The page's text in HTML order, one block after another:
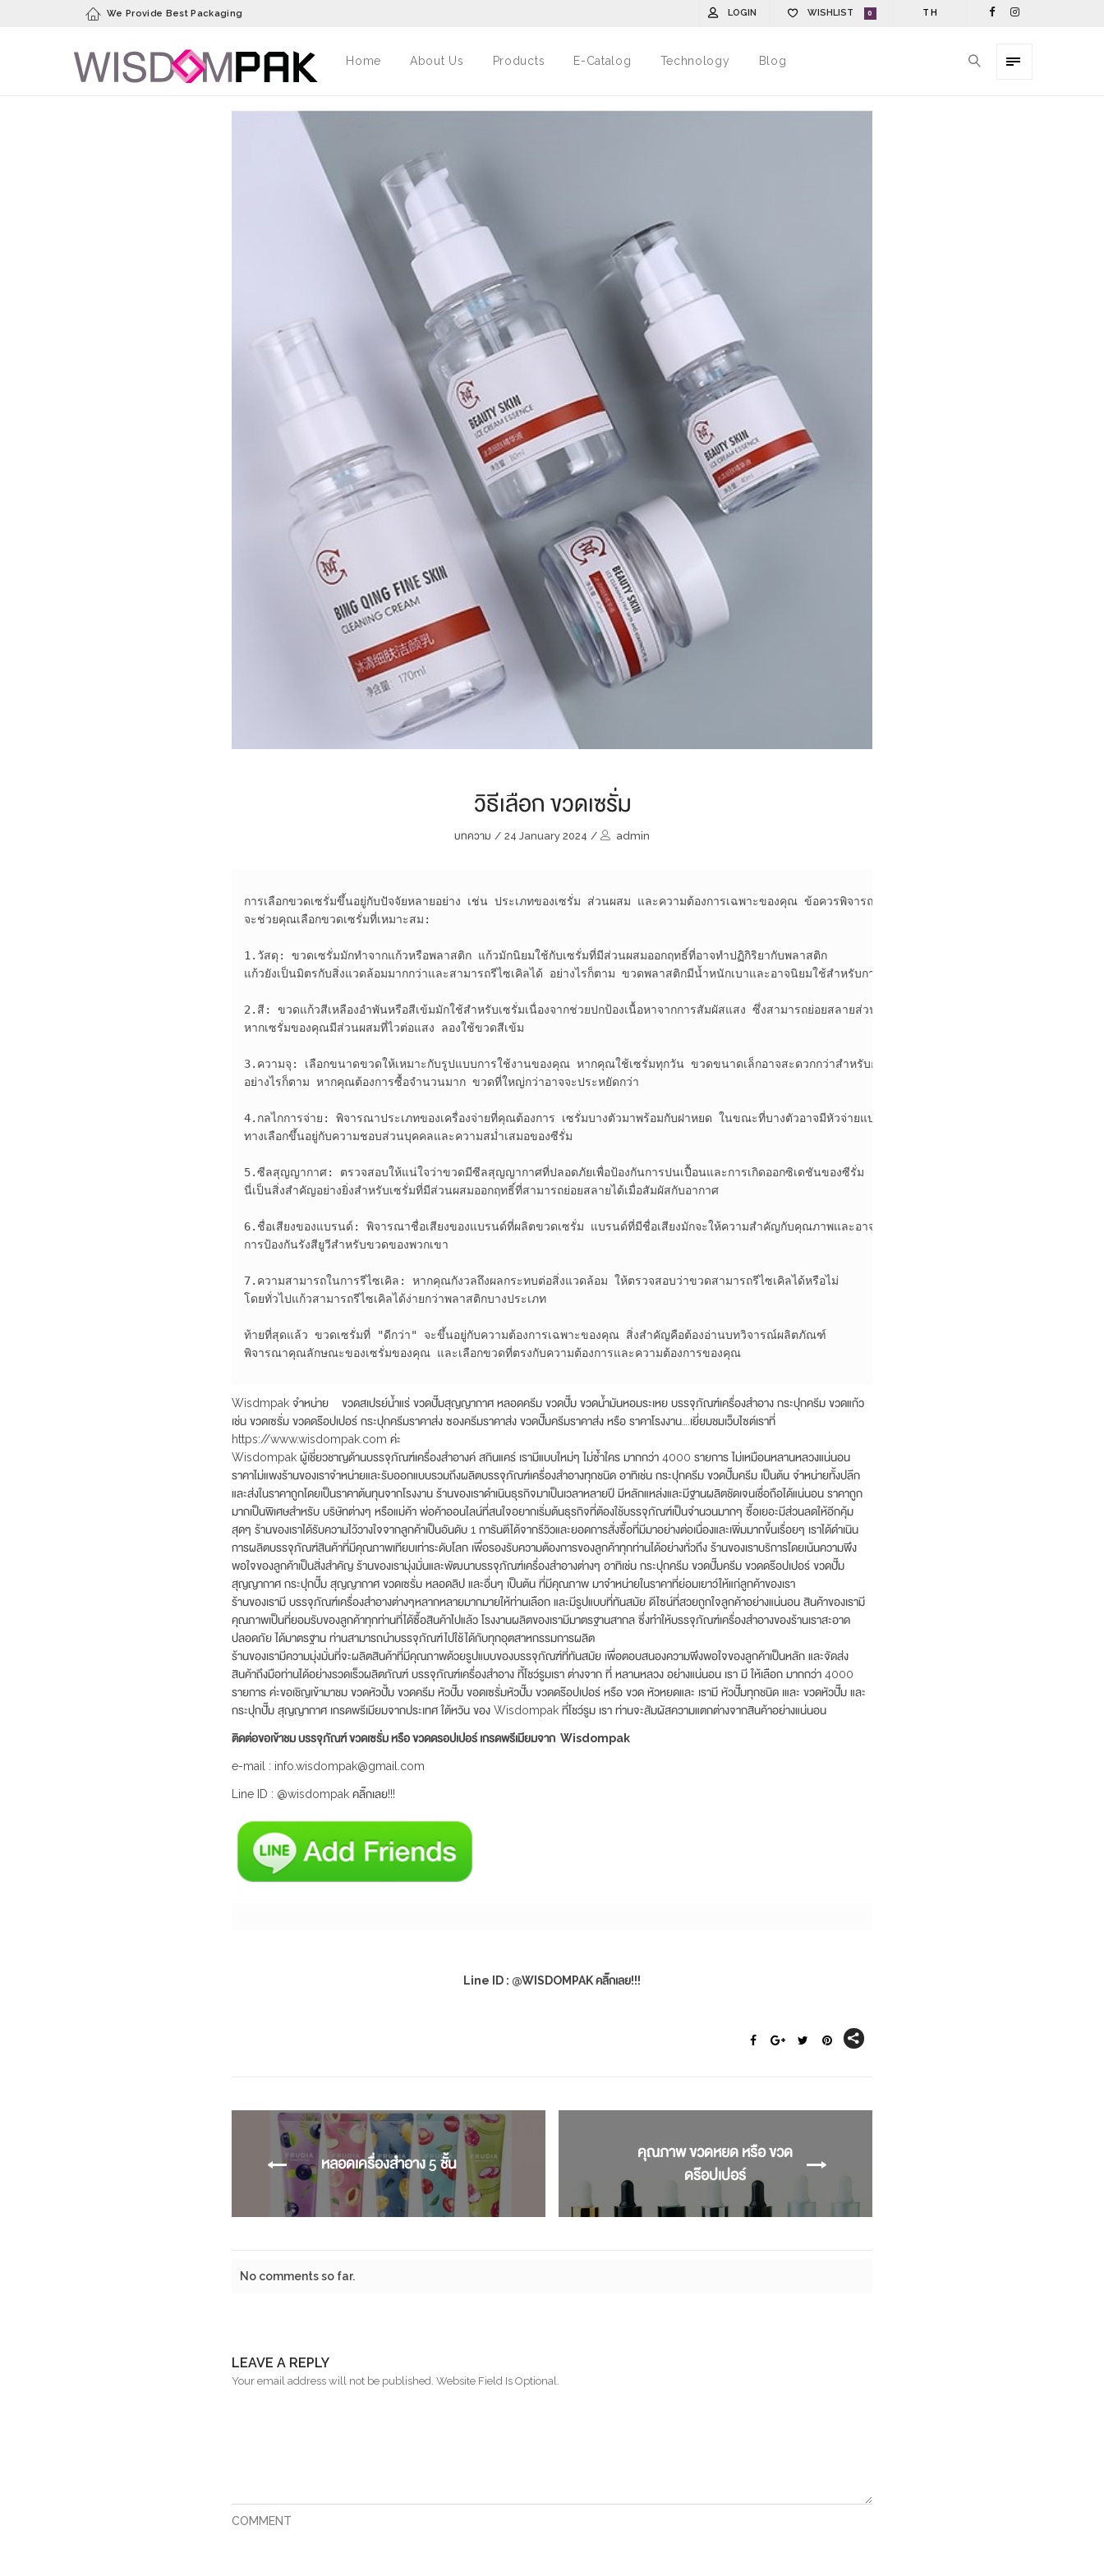
We Provide Best Packaging TH
0
WISHLIST
LOGIN
Home About Us Products E-Catalog Technology Blog
วิธีเลือก ขวดเซรั่ม
บทความ / 24 January 2024 / admin
การเลือกขวดเซรั่มขึ้นอยู่กับปัจจัยหลายอย่าง เช่น ประเภทของเซรั่ม ส่วนผสม และความต้องการเฉพาะของคุณ ข้อควรพิจารณาบางประการที่
จะช่วยคุณเลือกขวดเซรั่มที่เหมาะสม:
1.วัสดุ: ขวดเซรั่มมักทำจากแก้วหรือพลาสติก แก้วมักนิยมใช้กับเซรั่มที่มีส่วนผสมออกฤทธิ์ที่อาจทำปฏิกิริยากับพลาสติก
แก้วยังเป็นมิตรกับสิ่งแวดล้อมมากกว่าและสามารถรีไซเคิลได้ อย่างไรก็ตาม ขวดพลาสติกมีน้ำหนักเบาและอาจนิยมใช้สำหรับการเดินทาง
2.สี: ขวดแก้วสีเหลืองอำพันหรือสีเข้มมักใช้สำหรับเซรั่มเนื่องจากช่วยปกป้องเนื้อหาจากการสัมผัสแสง ซึ่งสามารถย่อยสลายส่วนผสมบางอย่างได้
หากเซรั่มของคุณมีส่วนผสมที่ไวต่อแสง ลองใช้ขวดสีเข้ม
3.ความจุ: เลือกขนาดขวดให้เหมาะกับรูปแบบการใช้งานของคุณ หากคุณใช้เซรั่มทุกวัน ขวดขนาดเล็กอาจสะดวกกว่าสำหรับการเดินทางและการเก็บรักษา
อย่างไรก็ตาม หากคุณต้องการซื้อจำนวนมาก ขวดที่ใหญ่กว่าอาจจะประหยัดกว่า
4.กลไกการจ่าย: พิจารณาประเภทของเครื่องจ่ายที่คุณต้องการ เซรั่มบางตัวมาพร้อมกับฝาหยด ในขณะที่บางตัวอาจมีหัวจ่ายแบบปั๊ม
ทางเลือกขึ้นอยู่กับความชอบส่วนบุคคลและความสม่ำเสมอของซีรั่ม
5.ซีลสุญญากาศ: ตรวจสอบให้แน่ใจว่าขวดมีซีลสุญญากาศที่ปลอดภัยเพื่อป้องกันการปนเปื้อนและการเกิดออกซิเดชันของซีรั่ม
นี่เป็นสิ่งสำคัญอย่างยิ่งสำหรับเซรั่มที่มีส่วนผสมออกฤทธิ์ที่สามารถย่อยสลายได้เมื่อสัมผัสกับอากาศ
6.ชื่อเสียงของแบรนด์: พิจารณาชื่อเสียงของแบรนด์ที่ผลิตขวดเซรั่ม แบรนด์ที่มีชื่อเสียงมักจะให้ความสำคัญกับคุณภาพและอาจมีคุณสมบัติเพิ่มเติม เช่น
การป้องกันรังสียูวีสำหรับขวดของพวกเขา
7.ความสามารถในการรีไซเคิล: หากคุณกังวลถึงผลกระทบต่อสิ่งแวดล้อม ให้ตรวจสอบว่าขวดสามารถรีไซเคิลได้หรือไม่
โดยทั่วไปแก้วสามารถรีไซเคิลได้ง่ายกว่าพลาสติกบางประเภท
ท้ายที่สุดแล้ว ขวดเซรั่มที่ "ดีกว่า" จะขึ้นอยู่กับความต้องการเฉพาะของคุณ สิ่งสำคัญคือต้องอ่านบทวิจารณ์ผลิตภัณฑ์
พิจารณาคุณลักษณะของเซรั่มของคุณ และเลือกขวดที่ตรงกับความต้องการและความต้องการของคุณ
Wisdmpak จำหน่าย ขวดสเปรย์น้ำแร่ ขวดปั๊มสุญญากาศ หลอดครีม ขวดปั๊ม ขวดน้ำมันหอมระเหย บรรจุภัณฑ์เครื่องสำอาง กระปุกครีม ขวดแก้ว
เช่น ขวดเซรั่ม ขวดดร๊อปเปอร์ กระปุกครีมราคาส่ง ซองครีมราคาส่ง ขวดปั๊มครีมราคาส่ง หรือ ราคาโรงงาน….เยี่ยมชมเว็บไซต์เราที่
https://www.wisdompak.com ค่ะ
Wisdompak ผู้เชี่ยวชาญด้านบรรจุภัณฑ์เครื่องสำอางค์ สกินแคร์ เรามีแบบใหม่ๆ ไม่ซ้ำใคร มากกว่า 4000 รายการ ไม่เหมือนหลานหลวงแน่นอน
ราคาไม่แพงร้านของเราจำหน่ายและรับออกแบบรวมถึงผลิตบรรจุภัณฑ์เครื่องสำอางทุกชนิด อาทิเช่น กระปุกครีม ขวดปั๊มครีม เป็นต้น จำหน่ายทั้งปลีก
และส่งในราคาถูกโดยเป็นราคาต้นทุนจากโรงงาน ร้านของเราดำเนินธุรกิจมาเป็นเวลาหลายปี มีหลักแหล่งและมีฐานผลิตชัดเจนเชื่อถือได้แน่นอน ราคาถูก
มากเป็นพิเศษสำหรับ บริษัทต่างๆ หรือแม่ค้า พ่อค้าออนไลน์ที่สนใจอยากเริ่มต้นธุรกิจที่ต้องใช้บรรจุภัณฑ์เป็นจำนวนมากๆ ซื้อเยอะมีส่วนลดให้อีกคุ้ม
สุดๆ ร้านของเราได้รับความไว้วางใจจากลูกค้าเป็นอันดับ 1 การันตีได้จากรีวิวและยอดการสั่งซื้อที่มีมาอย่างต่อเนื่องและเพิ่มมากขึ้นเรื่อยๆ เราได้ดำเนิน
การผลิตบรรจุภัณฑ์สินค้าที่มีคุณภาพเทียบเท่าระดับโลก เพื่อรองรับความต้องการของลูกค้าทุกท่านได้อย่างทั่วถึง ร้านของเราบริการโดยเน้นความพึง
พอใจของลูกค้าเป็นสิ่งสำคัญ ร้านของเรามุ่งมั่นและพัฒนาบรรจุภัณฑ์เครื่องสำอางต่างๆ อาทิเช่น กระปุกครีม ขวดปั๊มครีม ขวดดร๊อปเปอร์ ขวดปั๊ม
สุญญากาศ กระปุกปั๊ม สุญญากาศ ขวดเซรั่ม หลอดลิป และอื่นๆ เป็นต้น ที่มีคุณภาพ มาจำหน่ายในราคาที่ย่อมเยาว์ให้แก่ลูกค้าของเรา
ร้านของเรามี บรรจุภัณฑ์เครื่องสำอางต่างๆหลากหลายมากมายให้ท่านเลือก และมีรูปแบบที่ทันสมัย ดีไซน์ที่สวยถูกใจลูกค้าอย่างแน่นอน สินค้าของเรามี
คุณภาพเป็นที่ยอมรับของลูกค้าทุกท่านที่ได้ซื้อสินค้าไปแล้ว โรงงานผลิตของเรามีมาตรฐานสากล ซึ่งทำให้บรรจุภัณฑ์เครื่องสำอางของร้านเราสะอาด
ปลอดภัย ได้มาตรฐาน ท่านสามารถนำบรรจุภัณฑ์ไปใช้ได้กับทุกอุตสาหกรรมการผลิต
ร้านของเรามีความมุ่งมั่นที่จะผลิตสินค้าที่มีคุณภาพด้วยรูปแบบของบรรจุภัณฑ์ที่ทันสมัย เพื่อตอบสนองความพึงพอใจของลูกค้าเป็นหลัก และจัดส่ง
สินค้าถึงมือท่านได้อย่างรวดเร็วผลิตภัณฑ์ บรรจุภัณฑ์เครื่องสำอาง ที้โชว์รูมเรา ต่างจาก ที่ หลานหลวง อย่างแน่นอน เรา มี ให้เลือก มากกว่า 4000
รายการ ค่ะขอเชิญเข้ามาชม ขวดหัวปั้ม ขวดครีม หัวปั๊ม ขอดเซรั่มหัวปั๊ม ขวดดร๊อปเปอร์ หรือ ขวด หัวหยดและ เรามี หัวปั๊มทุกชนิด เและ ขวดหัวปั๊ม และ
กระปุกปั๊ม สุญญากาศ เกรดพรีเมียมจากประเทศ ใต้หวัน ของ Wisdompak ที่โชว์รูม เรา ท่านจะสัมผัสความแตกต่างจากสินค้าอย่างแน่นอน
ติดต่อขอเข้าชม บรรจุภัณฑ์ ขวดเซรั่ม หรือ ขวดดรอปเปอร์ เกรดพรีเมียมจาก Wisdompak
e-mail : info.wisdompak@gmail.com
Line ID : @wisdompak คลิ๊กเลย!!!
Line ID : @WISDOMPAK คลิ๊กเลย!!!
คุณภาพ ขวดหยด หรือ ขวด
ดร๊อปเปอร์
หลอดเครื่องสำอาง 5 ชั้น
No comments so far.
LEAVE A REPLY
Your email address will not be published. Website Field Is Optional.
COMMENT